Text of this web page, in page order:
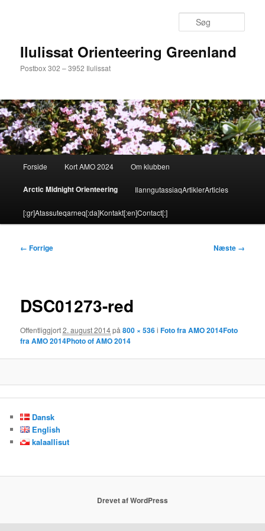
Ilulissat Orienteering Greenland
Postbox 302 – 3952 Ilulissat
Forside Kort AMO 2024 Om klubben
Arctic Midnight Orienteering IlanngutassiaqArtiklerArticles
[:gr]Atassuteqarneq[:da]Kontakt[:en]Contact[:]
Billednavigation
← Forrige Næste →
DSC01273-red
Offentliggjort2. august 2014på800 × 536iFoto fra AMO 2014Foto
fra AMO 2014Photo of AMO 2014
Dansk
English
kalaallisut
Drevet af WordPress